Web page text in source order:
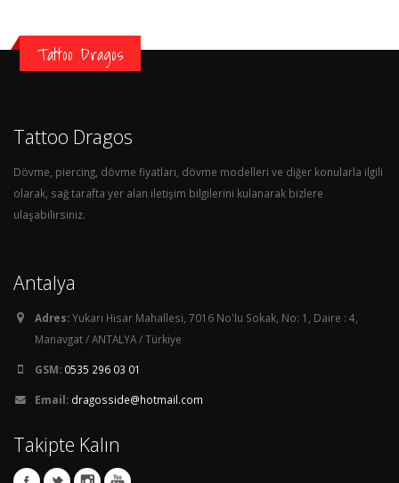
Tattoo Dragos
Tattoo Dragos
Dövme, piercing, dövme fiyatları, dövme modelleri ve diğer konularla ilgili
olarak, sağ tarafta yer alan iletişim bilgilerini kulanarak bizlere
ulaşabilirsiniz.
Antalya
Adres:Yukarı Hisar Mahallesi, 7016 No'lu Sokak, No: 1, Daire : 4,
Manavgat / ANTALYA / Türkiye
GSM: 0535 296 03 01
Email: dragosside@hotmail.com
Takipte Kalın